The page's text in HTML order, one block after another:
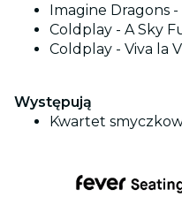
Imagine Dragons
Coldplay - A Sky
Coldplay - Viva la
Występują
Kwartet